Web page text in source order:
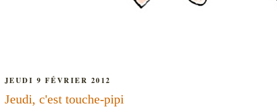
JEUDI 9 FÉVRIER 2012
Jeudi, c'est touche-pipi